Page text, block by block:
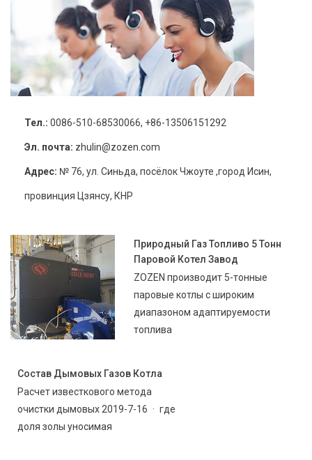
Тел.: 0086-510-68530066, +86-13506151292
Эл. почта: zhulin@zozen.com
Адрес: № 76, ул. Синьда, посёлок Чжоуте ,город Исин,
провинция Цзянсу, КНР
Природный Газ Топливо 5 Тонн
Паровой Котел Завод
ZOZEN производит 5-тонные
паровые котлы с широким
диапазоном адаптируемости
топлива
Состав Дымовых Газов Котла
Расчет известкового метода
очистки дымовых 2019-7-16 · где
доля золы уносимая